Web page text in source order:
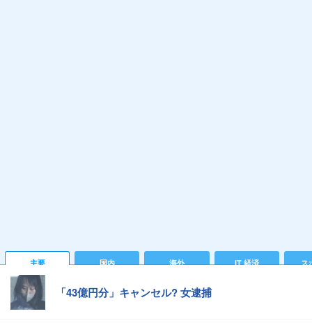
主要 国内 海外 IT 経済 ス
「43億円分」キャンセル? 女逮捕